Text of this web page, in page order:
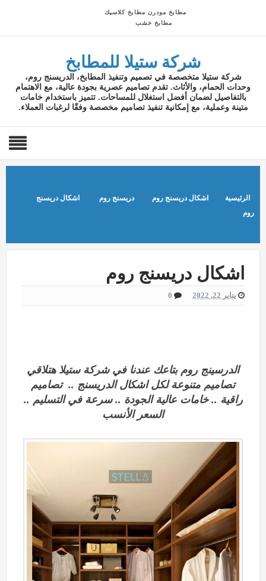
مطابخ مودرن مطابخ كلاسيك
مطابخ خشب
شركة ستيلا للمطابخ
شركة ستيلا متخصصة في تصميم وتنفيذ المطابخ، الدريسنج روم،
وحدات الحمام، والأثاث. تقدم تصاميم عصرية بجودة عالية، مع الاهتمام
بالتفاصيل لضمان أفضل استغلال للمساحات. تتميز باستخدام خامات
متينة وعملية، مع إمكانية تنفيذ تصاميم مخصصة وفقًا لرغبات العملاء.
الرئيسية اشكال دريسنج روم دريسنج روم
اشكال دريسنج
روم
اشكال دريسنج روم
يناير 22, 2022 0
الدرسينج روم بتاعك عندنا في شركة ستيلا هتلاقي
تصاميم متنوعة لكل اشكال الدريسنج .. تصاميم
راقية .. خامات عالية الجودة .. سرعة في التسليم ..
السعر الأنسب